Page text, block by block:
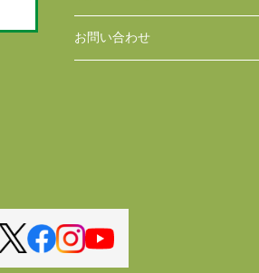
お問い合わせ